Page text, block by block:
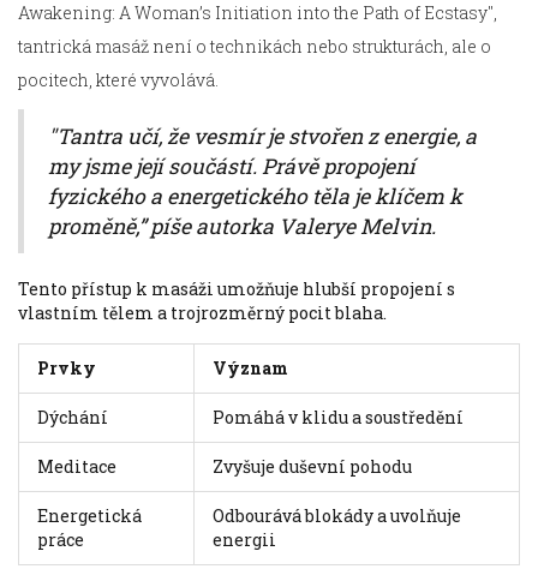
Awakening: A Woman’s Initiation into the Path of Ecstasy",
tantrická masáž není o technikách nebo strukturách, ale o
pocitech, které vyvolává.
"Tantra učí, že vesmír je stvořen z energie, a
my jsme její součástí. Právě propojení
fyzického a energetického těla je klíčem k
proměně,” píše autorka Valerye Melvin.
Tento přístup k masáži umožňuje hlubší propojení s
vlastním tělem a trojrozměrný pocit blaha.
Prvky Význam
Dýchání Pomáhá v klidu a soustředění
Meditace Zvyšuje duševní pohodu
Energetická
práce
Odbourává blokády a uvolňuje
energii